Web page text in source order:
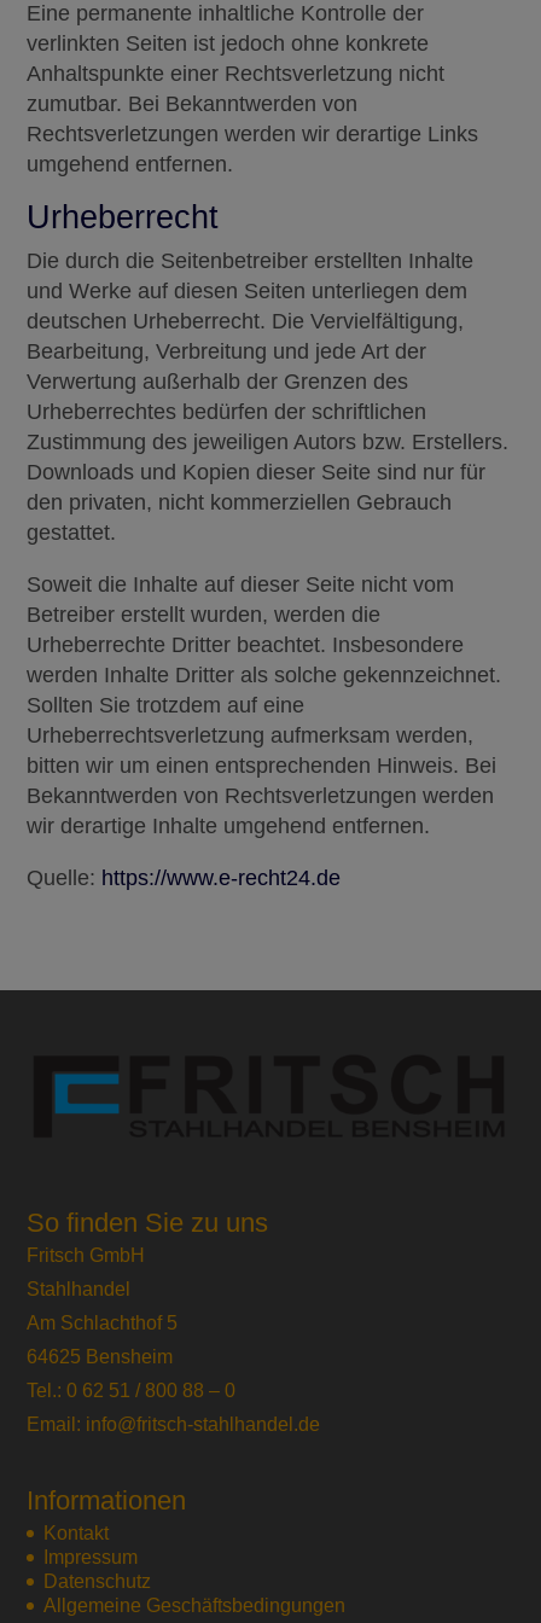
Eine permanente inhaltliche Kontrolle der
verlinkten Seiten ist jedoch ohne konkrete
Anhaltspunkte einer Rechtsverletzung nicht
zumutbar. Bei Bekanntwerden von
Rechtsverletzungen werden wir derartige Links
umgehend entfernen.
Urheberrecht
Die durch die Seitenbetreiber erstellten Inhalte
und Werke auf diesen Seiten unterliegen dem
deutschen Urheberrecht. Die Vervielfältigung,
Bearbeitung, Verbreitung und jede Art der
Verwertung außerhalb der Grenzen des
Urheberrechtes bedürfen der schriftlichen
Zustimmung des jeweiligen Autors bzw. Erstellers.
Downloads und Kopien dieser Seite sind nur für
den privaten, nicht kommerziellen Gebrauch
gestattet.
Soweit die Inhalte auf dieser Seite nicht vom
Betreiber erstellt wurden, werden die
Urheberrechte Dritter beachtet. Insbesondere
werden Inhalte Dritter als solche gekennzeichnet.
Sollten Sie trotzdem auf eine
Urheberrechtsverletzung aufmerksam werden,
bitten wir um einen entsprechenden Hinweis. Bei
Bekanntwerden von Rechtsverletzungen werden
wir derartige Inhalte umgehend entfernen.
Quelle: https://www.e-recht24.de
So finden Sie zu uns
Fritsch GmbH
Stahlhandel
Am Schlachthof 5
64625 Bensheim
Tel.: 0 62 51 / 800 88 – 0
Email: info@fritsch-stahlhandel.de
Informationen
Kontakt
Impressum
Datenschutz
Allgemeine Geschäftsbedingungen